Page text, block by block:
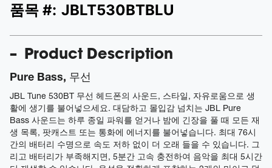
품목 #: JBLT530BTBLU
Product Description
Pure Bass, 무선
JBL Tune 530BT 무선 헤드폰의 사운드, 스타일, 자유로움으로 생
활에 생기를 불어넣으세요. 대담하고 몰입감 넘치는 JBL Pure
Bass 사운드는 하루 종일 파워를 얻거나 밤에 긴장을 풀 때 모든 재
생 목록, 팟캐스트 또는 통화에 에너지를 불어넣습니다. 최대 76시
간의 배터리 수명으로 속도 저하 없이 더 오래 들을 수 있습니다. 그
리고 배터리가 부족해지면, 5분간 고속 충전하여 음악을 최대 5시간